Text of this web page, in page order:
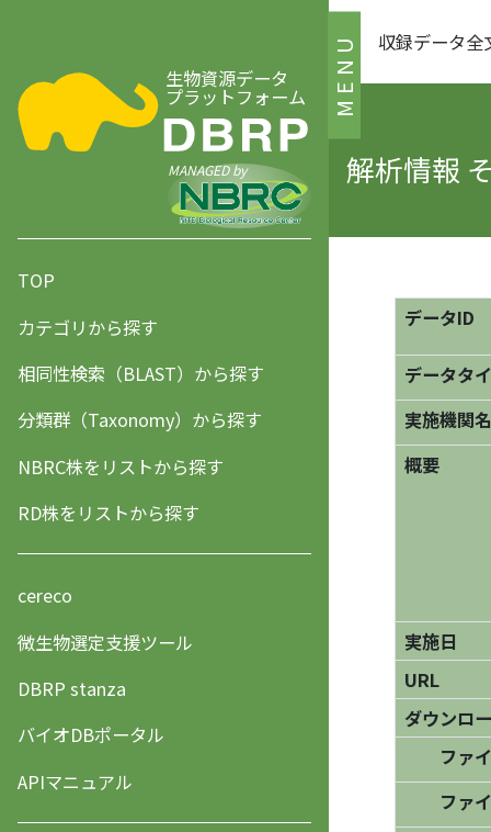
MENU
生物資源データ
プラットフォーム
MANAGED by
TOP
カテゴリから探す
相同性検索（BLAST）から探す
分類群（Taxonomy）から探す
NBRC株をリストから探す
RD株をリストから探す
cereco
微生物選定支援ツール
DBRP stanza
バイオDBポータル
APIマニュアル
収録データ全
解析情報
データID
データタ
実施機関
概要
実施日
URL
ダウンロ
ファイ
ファイ